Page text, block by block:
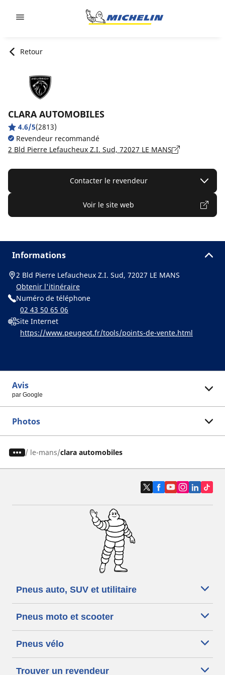
Retour
CLARA AUTOMOBILES
4.6/5(2813)
Revendeur recommandé
2 Bld Pierre Lefaucheux Z.I. Sud, 72027 LE MANS
Contacter le revendeur
Voir le site web
Informations
2 Bld Pierre Lefaucheux Z.I. Sud, 72027 LE MANS
Obtenir l'itinéraire
Numéro de téléphone
02 43 50 65 06
Site Internet
https://www.peugeot.fr/tools/points-de-vente.html
Avis
par Google
Photos
/ le-mans clara automobiles
Pneus auto, SUV et utilitaire
Pneus moto et scooter
Pneus vélo
Trouver un revendeur